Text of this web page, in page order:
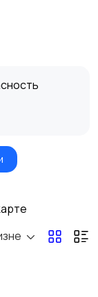
менеджмент